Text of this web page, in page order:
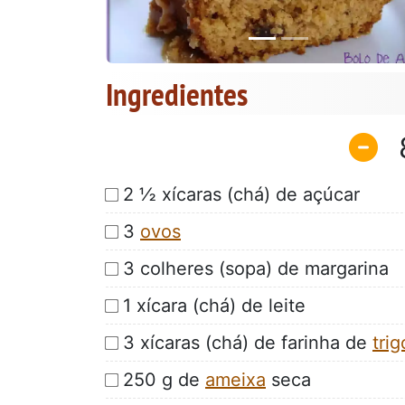
Ingredientes
2 ½ xícaras (chá) de açúcar
3 ovos
3 colheres (sopa) de margarina
1 xícara (chá) de leite
3 xícaras (chá) de farinha de
250 g de ameixa seca